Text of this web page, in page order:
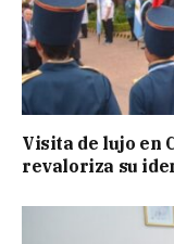
Visita de lujo en
revaloriza su